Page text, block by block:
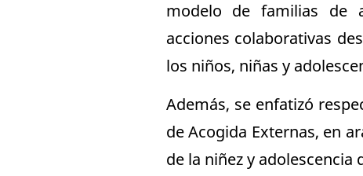
modelo de familias de
acciones colaborativas
los niños, niñas y
Además, se enfatizó
de Acogida Externas, en
de la niñez y adolescencia